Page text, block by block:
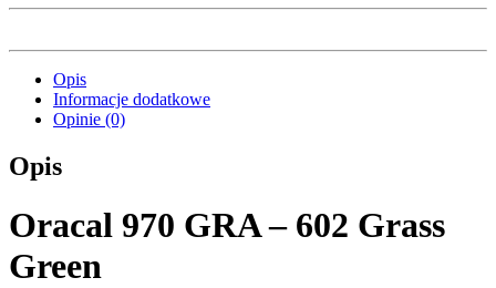
Opis
Informacje dodatkowe
Opinie (0)
Opis
Oracal 970 GRA – 602 Grass
Green